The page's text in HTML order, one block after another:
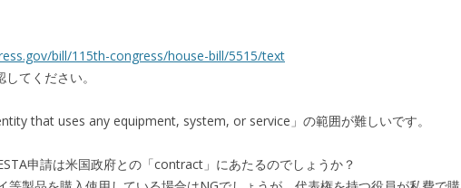
bill/115th-congress/house-bill/5515/text
てください。
that uses any equipment, system, or service」の範囲が難しいです。
申請は米国政府との「contract」にあたるのでしょうか？